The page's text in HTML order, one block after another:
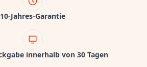
10-Jahres-Garantie
innerhalb von 30 Tagen